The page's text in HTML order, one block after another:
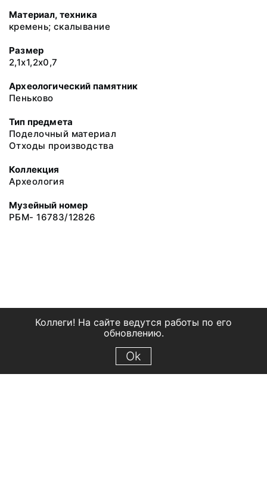
Материал, техника
кремень; скалывание
Размер
2,1х1,2х0,7
Археологический памятник
Пеньково
Тип предмета
Поделочный материал
Отходы производства
Коллекция
Археология
Музейный номер
РБМ- 16783/12826
Коллеги! На сайте ведутся работы по его
обновлению.
Ok